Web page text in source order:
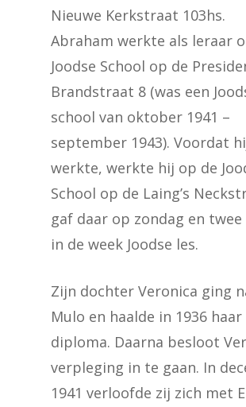
Nieuwe Kerkstraat 103hs.
Abraham werkte als leraar
Joodse School op de
Brandstraat 8 (was een
school van oktober 1941 –
september 1943). Voordat
werkte, werkte hij op de
School op de Laing’s
gaf daar op zondag en twee
in de week Joodse les.
Zijn dochter Veronica ging
Mulo en haalde in 1936 haar
diploma. Daarna besloot
verpleging in te gaan. In
1941 verloofde zij zich met